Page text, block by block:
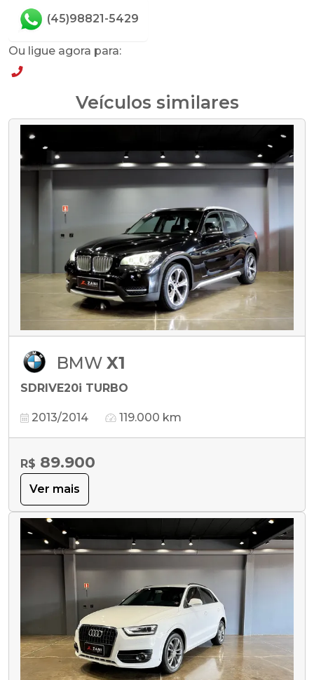
(45)98821-5429
Ou ligue agora para:
Veículos similares
BMW X1
SDRIVE20i TURBO
2013/2014 119.000 km
R$ 89.900
Ver mais